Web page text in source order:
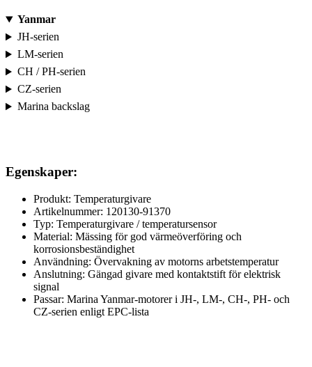
Yanmar
JH-serien
LM-serien
CH / PH-serien
CZ-serien
Marina backslag
Egenskaper:
Produkt: Temperaturgivare
Artikelnummer: 120130-91370
Typ: Temperaturgivare / temperatursensor
Material: Mässing för god värmeöverföring och
korrosionsbeständighet
Användning: Övervakning av motorns arbetstemperatur
Anslutning: Gängad givare med kontaktstift för elektrisk
signal
Passar: Marina Yanmar-motorer i JH-, LM-, CH-, PH- och
CZ-serien enligt EPC-lista